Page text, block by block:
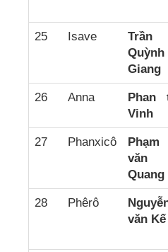
25 Isave
Trần
Quỳnh
Giang
26 Anna
Phan
Vinh
27 Phanxicô
Phạm
văn
Quang
28 Phêrô
văn Kế